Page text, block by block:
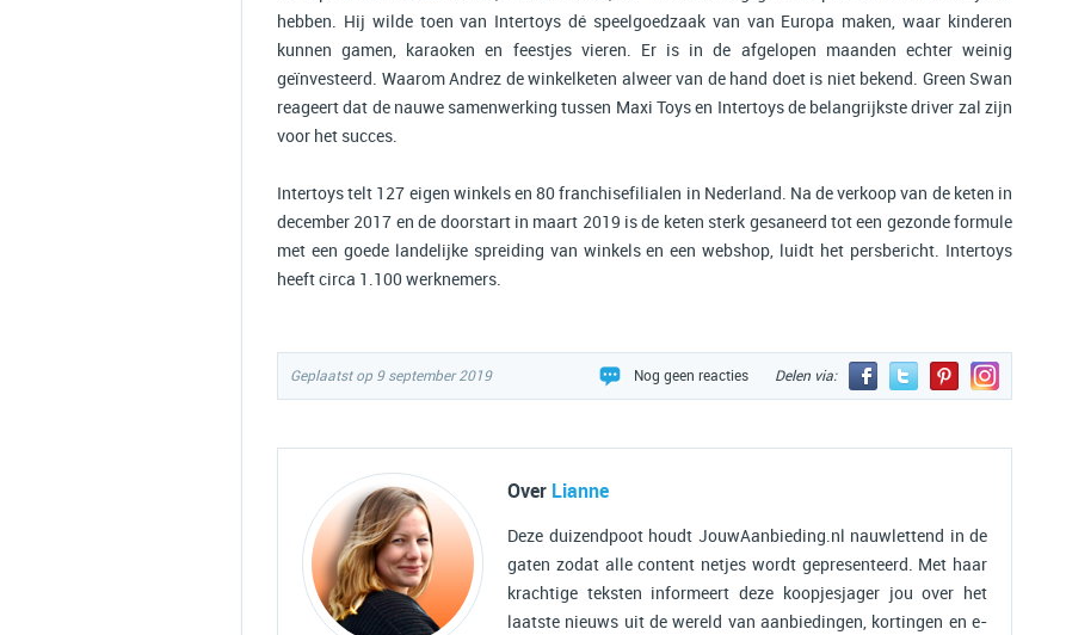
hebben. Hij wilde toen van Intertoys dé speelgoedzaak van van Europa maken, waar kinderen
kunnen gamen, karaoken en feestjes vieren. Er is in de afgelopen maanden echter weinig
geïnvesteerd. Waarom Andrez de winkelketen alweer van de hand doet is niet bekend. Green Swan
reageert dat de nauwe samenwerking tussen Maxi Toys en Intertoys de belangrijkste driver zal zijn
voor het succes.
Intertoys telt 127 eigen winkels en 80 franchisefilialen in Nederland. Na de verkoop van de keten in
december 2017 en de doorstart in maart 2019 is de keten sterk gesaneerd tot een gezonde formule
met een goede landelijke spreiding van winkels en een webshop, luidt het persbericht. Intertoys
heeft circa 1.100 werknemers.
Geplaatst op 9 september 2019 Nog geen reacties Delen via:
Over Lianne
Deze duizendpoot houdt JouwAanbieding.nl nauwlettend in de
gaten zodat alle content netjes wordt gepresenteerd. Met haar
krachtige teksten informeert deze koopjesjager jou over het
laatste nieuws uit de wereld van aanbiedingen, kortingen en e-